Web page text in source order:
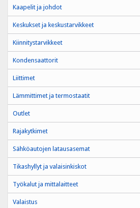
Kaapelit ja johdot
Keskukset ja keskustarvikkeet
Kiinnitystarvikkeet
Kondensaattorit
Liittimet
Lämmittimet ja termostaatit
Outlet
Rajakytkimet
Sähköautojen latausasemat
Tikashyllyt ja valaisinkiskot
Työkalut ja mittalaitteet
Valaistus